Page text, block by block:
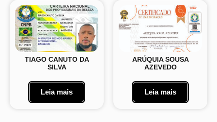
TIAGO CANUTO DA
SILVA
Leia mais
ARÚQUIA SOUSA
AZEVEDO
Leia mais